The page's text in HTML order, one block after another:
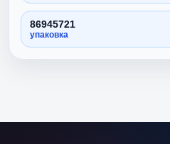
86945721
упаковка